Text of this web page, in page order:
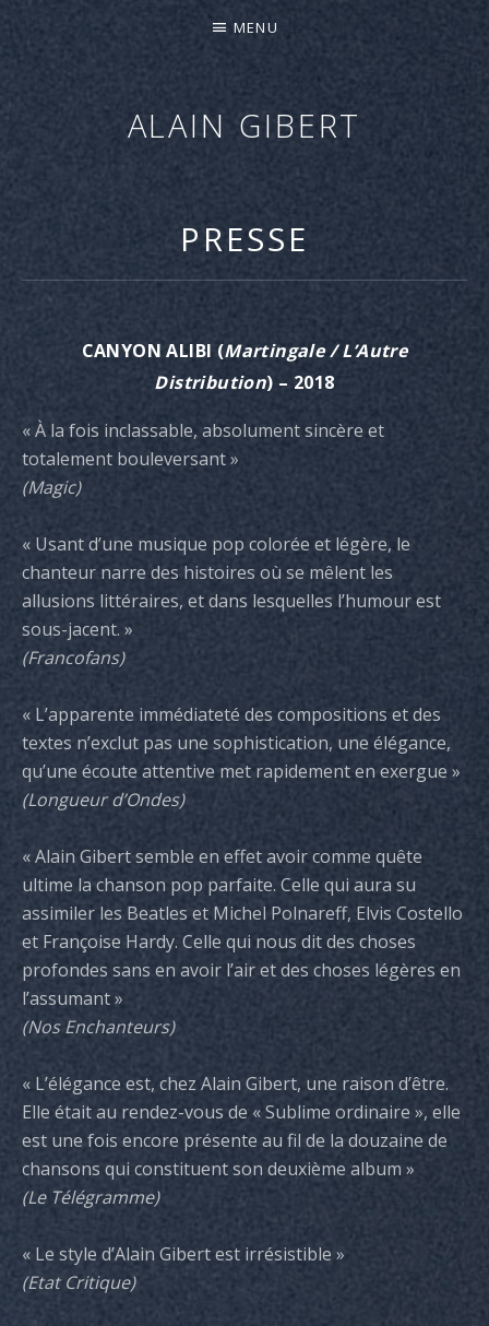
ALAIN GIBERT
ALBUM
SORTIE
AVRIL
2018
MENU
PRESSE
CANYON ALIBI (Martingale / L’Autre
Distribution) – 2018
« À la fois inclassable, absolument sincère et
totalement bouleversant »
(Magic)
« Usant d’une musique pop colorée et légère, le
chanteur narre des histoires où se mêlent les
allusions littéraires, et dans lesquelles l’humour est
sous-jacent. »
(Francofans)
« L’apparente immédiateté des compositions et des
textes n’exclut pas une sophistication, une élégance,
qu’une écoute attentive met rapidement en exergue »
(Longueur d’Ondes)
« Alain Gibert semble en effet avoir comme quête
ultime la chanson pop parfaite. Celle qui aura su
assimiler les Beatles et Michel Polnareff, Elvis Costello
et Françoise Hardy. Celle qui nous dit des choses
profondes sans en avoir l’air et des choses légères en
l’assumant »
(Nos Enchanteurs)
« L’élégance est, chez Alain Gibert, une raison d’être.
Elle était au rendez-vous de « Sublime ordinaire », elle
est une fois encore présente au fil de la douzaine de
chansons qui constituent son deuxième album »
(Le Télégramme)
« Le style d’Alain Gibert est irrésistible »
(Etat Critique)